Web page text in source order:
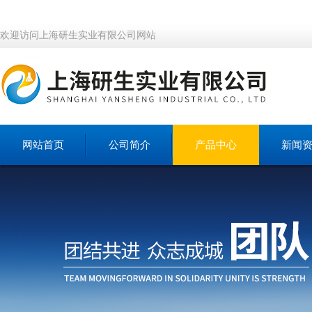
欢迎访问上海研生实业有限公司网站
网站首页 公司简介 产品中心 新闻